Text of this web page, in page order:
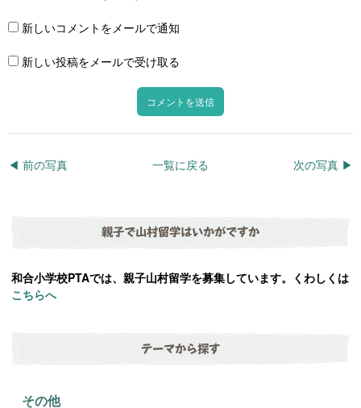
新しいコメントをメールで通知
新しい投稿をメールで受け取る
◀︎ 前の写真 次の写真 ▶︎
一覧に戻る
親子で山村留学はいかがですか
和合小学校PTAでは、親子山村留学を募集しています。くわしくは
こちらへ
テーマから探す
その他